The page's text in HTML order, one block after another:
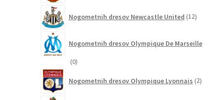
Nogometnih dresov Newcastle United 12izdelkov
Nogometnih dresov Olympique De Marseille
00
Nogometnih dresov Olympique Lyonnais 2izdelka